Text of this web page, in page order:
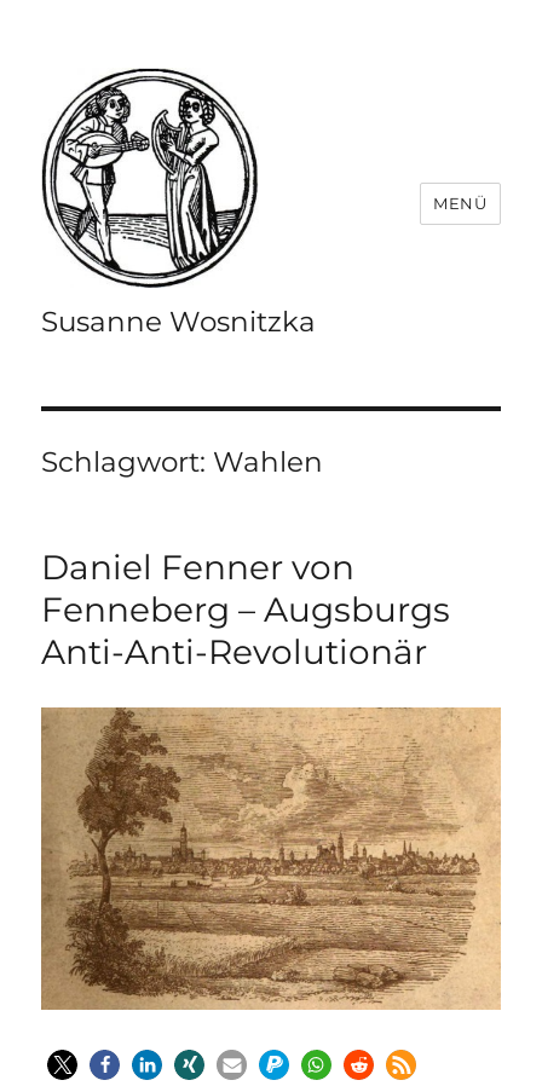
Susanne Wosnitzka
MENÜ
Schlagwort: Wahlen
Daniel Fenner von
Fenneberg – Augsburgs
Anti-Anti-Revolutionär